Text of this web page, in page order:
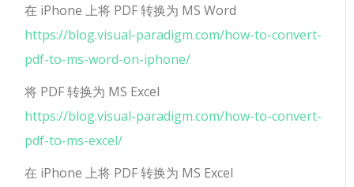
在 iPhone 上将 PDF 转换为 MS Word
https://blog.visual-paradigm.com/how-to-convert-
pdf-to-ms-word-on-iphone/
将 PDF 转换为 MS Excel
https://blog.visual-paradigm.com/how-to-convert-
pdf-to-ms-excel/
在 iPhone 上将 PDF 转换为 MS Excel